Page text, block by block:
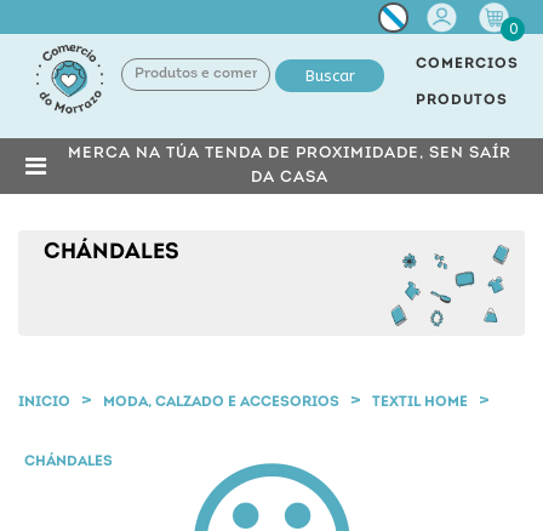
Miña
conta
0
Buscar
COMERCIOS
PRODUTOS
MERCA NA TÚA TENDA DE PROXIMIDADE, SEN SAÍR
DA CASA
CHÁNDALES
INICIO MODA, CALZADO E ACCESORIOS TEXTIL HOME
CHÁNDALES